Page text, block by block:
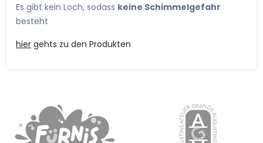
Es gibt kein Loch, sodass keine Schimmelgefahr
besteht
hier gehts zu den Produkten